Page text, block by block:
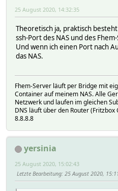
25 August 2020, 14:32:35
Theoretisch ja, praktisch
ssh-Port des NAS und des
Und wenn ich einen Port nach
das NAS.
Fhem-Server läuft per Bridge mit
Container auf meinem NAS. Alle
Netzwerk und laufen im gleichen
DNS läuft über den Router
8.8.8.8
yersinia
25 August 2020, 15:02:43
Letzte Bearbeitung: 25 August 2020,